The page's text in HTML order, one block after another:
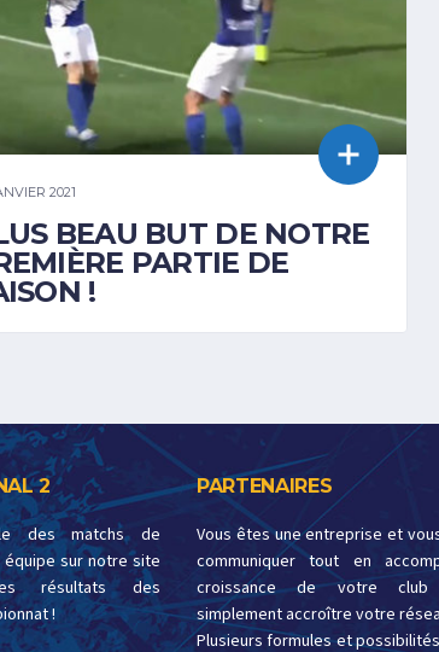
2021
BEAU BUT DE NOTRE
PARTIE DE
!
2
des matchs de
sur notre site
résultats des
!
PARTENAIRES
Vous êtes une entreprise et
communiquer tout en
croissance de votre
simplement accroître votre
Plusieurs formules et